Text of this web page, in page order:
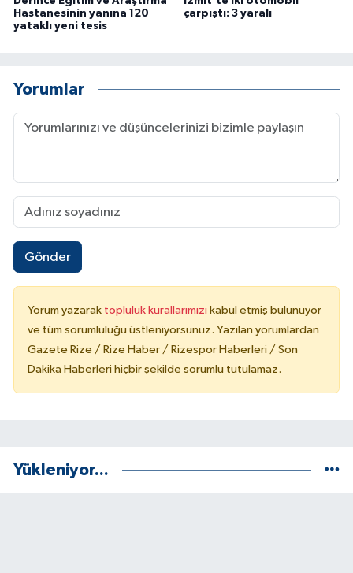
Hastanesinin yanına 120
yataklı yeni tesis
çarpıştı: 3 yaralı
Yorumlar
Gönder
Yorum yazarak topluluk kurallarımızı kabul etmiş bulunuyor
ve tüm sorumluluğu üstleniyorsunuz. Yazılan yorumlardan
Gazete Rize / Rize Haber / Rizespor Haberleri / Son
Dakika Haberleri hiçbir şekilde sorumlu tutulamaz.
Yükleniyor...